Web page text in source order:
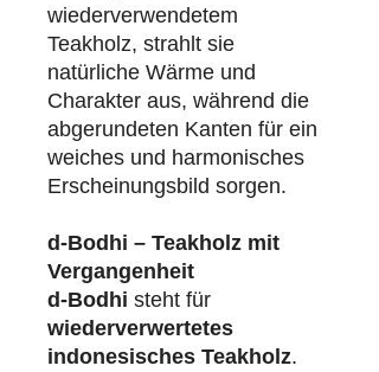
wiederverwendetem
Teakholz, strahlt sie
natürliche Wärme und
Charakter aus, während die
abgerundeten Kanten für ein
weiches und harmonisches
Erscheinungsbild sorgen.
d-Bodhi – Teakholz mit
Vergangenheit
d-Bodhi steht für
wiederverwertetes
indonesisches Teakholz.